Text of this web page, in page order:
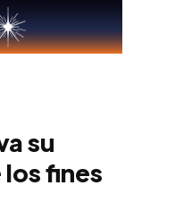
su
fines